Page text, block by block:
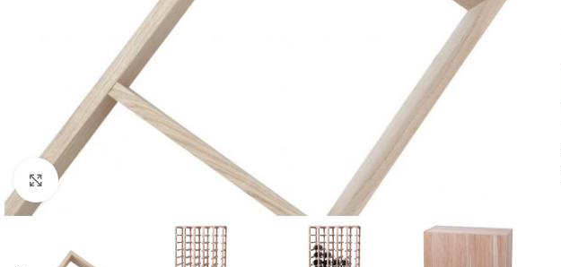
Click to enlarge